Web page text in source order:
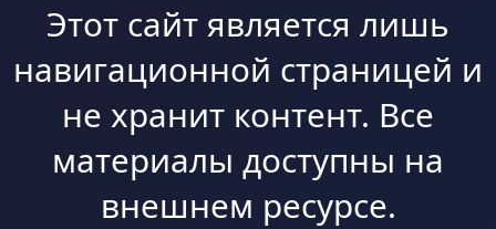
Этот сайт является лишь
навигационной страницей и
не хранит контент. Все
материалы доступны на
внешнем ресурсе.